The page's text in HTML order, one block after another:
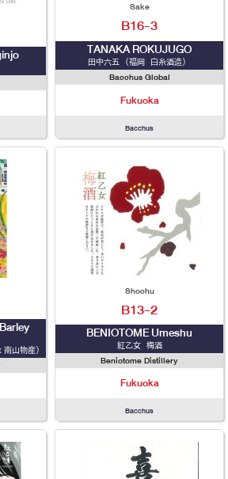
Sake
B16-3
TANAKA ROKUJUGO
田中六五 （福岡 白糸酒造）
Bacchus Global
Fukuoka
Bacchus
山物産）
Shochu
B13-2
BENIOTOME Umeshu
紅乙女 梅酒
Beniotome Distillery
Fukuoka
Bacchus